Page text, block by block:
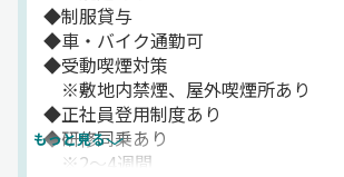
◆制服貸与
◆車・バイク通勤可
◆受動喫煙対策
※敷地内禁煙、屋外喫煙所あり
◆正社員登用制度あり
◆研修同乗あり
※2～4週間
もっと見る